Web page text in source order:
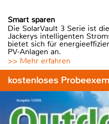
Smart sparen
Die SolarVault 3 Serie ist
Jackerys intelligenten
bietet sich für
PV-Anlagen an.
>> Mehr erfahren
kostenloses